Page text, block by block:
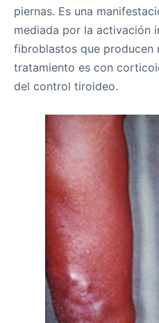
piernas. Es una
mediada por la activación
fibroblastos que producen
tratamiento es con
del control tiroideo.